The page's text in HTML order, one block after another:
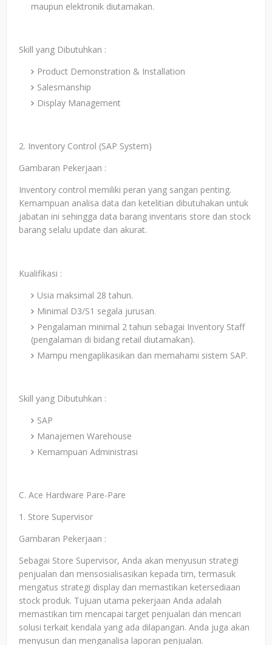
maupun elektronik diutamakan.
Skill yang Dibutuhkan :
Product Demonstration & Installation
Salesmanship
Display Management
2. Inventory Control (SAP System)
Gambaran Pekerjaan :
Inventory control memiliki peran yang sangan penting.
Kemampuan analisa data dan ketelitian dibutuhakan untuk
jabatan ini sehingga data barang inventaris store dan stock
barang selalu update dan akurat.
Kualifikasi :
Usia maksimal 28 tahun.
Minimal D3/S1 segala jurusan.
Pengalaman minimal 2 tahun sebagai Inventory Staff
(pengalaman di bidang retail diutamakan).
Mampu mengaplikasikan dan memahami sistem SAP.
Skill yang Dibutuhkan :
SAP
Manajemen Warehouse
Kemampuan Administrasi
C. Ace Hardware Pare-Pare
1. Store Supervisor
Gambaran Pekerjaan :
Sebagai Store Supervisor, Anda akan menyusun strategi
penjualan dan mensosialisasikan kepada tim, termasuk
mengatus strategi display dan memastikan ketersediaan
stock produk. Tujuan utama pekerjaan Anda adalah
memastikan tim mencapai target penjualan dan mencari
solusi terkait kendala yang ada dilapangan. Anda juga akan
menyusun dan menganalisa laporan penjualan.